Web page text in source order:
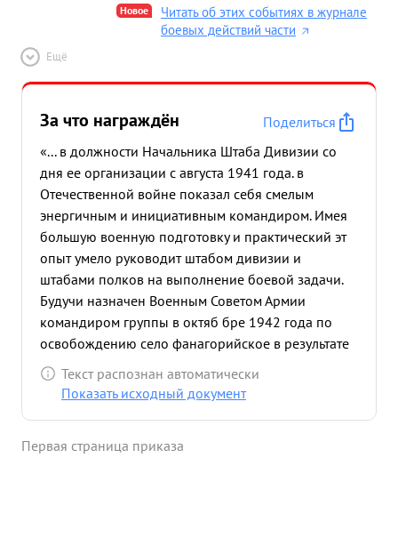
Новое
Читать об этих событиях в журнале
боевых действий части
Ещё
За что награждён
Поделиться
«... в должности Начальника Штаба Дивизии со
дня ее организации с августа 1941 года. в
Отечественной войне показал себя смелым
энергичным и инициативным командиром. Имея
большую военную подготовку и практический эт
опыт умело руководит штабом дивизии и
штабами полков на выполнение боевой задачи.
Будучи назначен Военным Советом Армии
командиром группы в октяб бре 1942 года по
освобождению село фанагорийское в результате
правил ного его личного руководства боевая
задача была выполнена в этом бою было
уничтожению Семаш ховской группировки на
Текст распознан автоматически
Показать исходный документ
Первая страница приказа